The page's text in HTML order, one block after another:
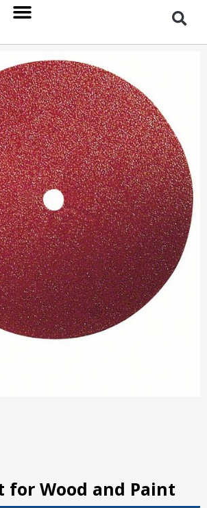
for Wood and Paint